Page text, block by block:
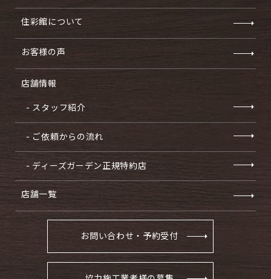
住彩館について
お客様の声
店舗情報
- スタッフ紹介
- ご依頼からの流れ
- ディーズガーデン正規特約店
店舗一覧
お問い合わせ・予約受付